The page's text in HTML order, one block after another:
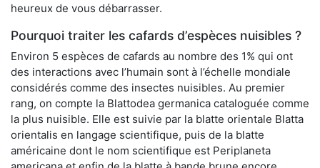
heureux de vous débarrasser.
Pourquoi traiter les cafards d’espèces nuisibles ?
Environ 5 espèces de cafards au nombre des 1% qui ont
des interactions avec l’humain sont à l’échelle mondiale
considérés comme des insectes nuisibles. Au premier
rang, on compte la Blattodea germanica cataloguée comme
la plus nuisible. Elle est suivie par la blatte orientale Blatta
orientalis en langage scientifique, puis de la blatte
américaine dont le nom scientifique est Periplaneta